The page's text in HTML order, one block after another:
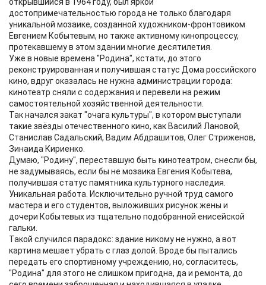
достопримечательностью города не только благодаря
уникальной мозаике, созданной художником-фронтовиком
Евгением Кобытевым, но также активному кинопроцессу,
протекавшему в этом здании многие десятилетия.
Уже в новые времена "Родина", кстати, до этого
реконструированная и получившая статус Дома российского
кино, вдруг оказалась не нужна администрации города:
кинотеатр сняли с содержания и перевели на режим
самостоятельной хозяйственной деятельности.
Так начался закат "очага культуры", в котором выступали
такие звёзды отечественного кино, как Василий Лановой,
Станислав Садальский, Вадим Абдрашитов, Олег Стриженов,
Зинаида Кириенко.
Думаю, "Родину", переставшую быть кинотеатром, снесли бы,
не задумываясь, если бы не мозаика Евгения Кобытева,
получившая статус памятника культурного наследия.
Уникальная работа. Исключительно ручной труд самого
мастера и его студентов, выложивших рисунок жены и
дочери Кобытевых из тщательно подобранной енисейской
гальки.
Такой случился парадокс: здание никому не нужно, а вот
картина мешает убрать с глаз долой. Вроде бы пытались
передать его спортивному учреждению, но, согласитесь,
"Родина" для этого не слишком пригодна, да и ремонта, до